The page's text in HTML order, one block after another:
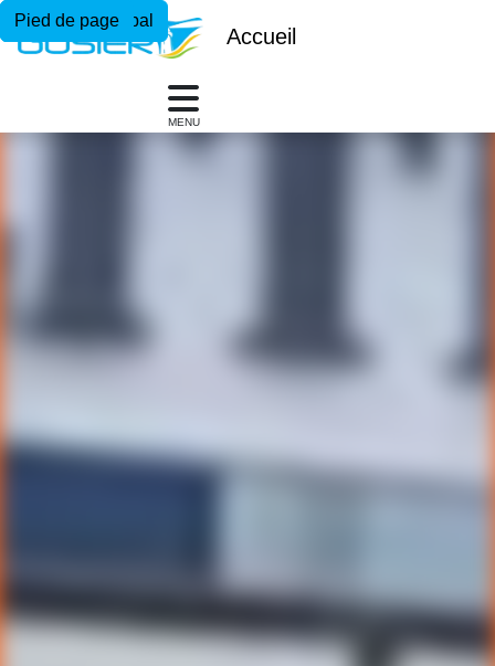
Menu principal
Contenu principal
Pied de page
Accueil
MENU